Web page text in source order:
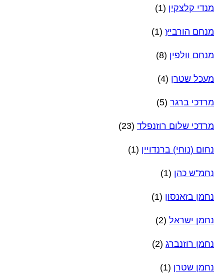
מנדי קלצקין (1)
מנחם הורביץ (1)
מנחם וולפין (8)
מעכל שטרן (4)
מרדכי ברגר (5)
מרדכי שלום רוזנפלד (23)
נחום (נוחי) ברנדויין (1)
נחמ"ש כהן (1)
נחמן בזאנסון (1)
נחמן ישראל (2)
נחמן רוזנברג (2)
נחמן שטרן (1)